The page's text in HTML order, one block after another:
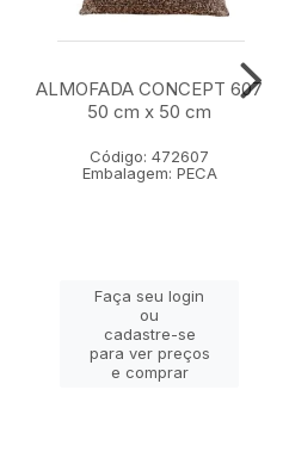
ALMOFADA CONCEPT 607
50 cm x 50 cm
Código: 472607
Embalagem: PECA
Faça seu login
ou
cadastre-se
para ver preços
e comprar